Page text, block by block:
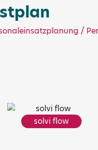
/
solvi flow